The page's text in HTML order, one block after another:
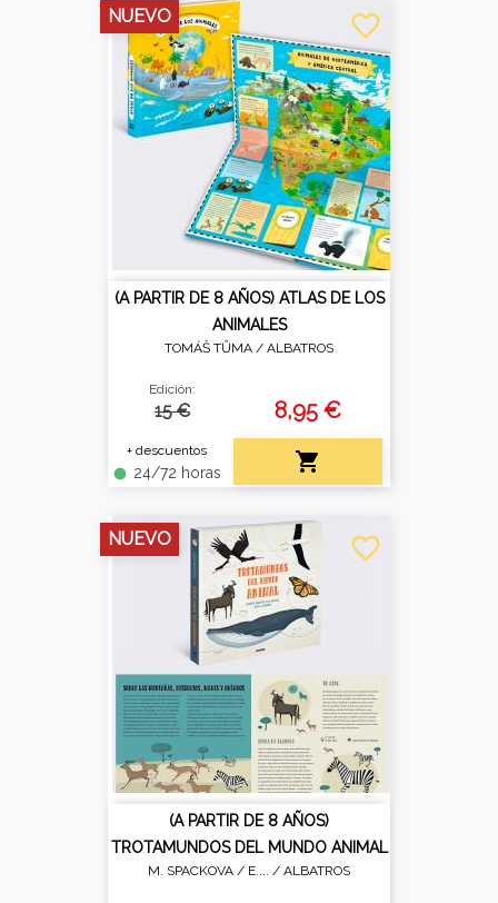
(A PARTIR DE 8 AÑOS) ATLAS DE LOS
ANIMALES
TOMÁŠ TŮMA / ALBATROS
Edición:
15 €
+ descuentos
fiber_manual_record 24/72 horas
8,95 €

favorite_border
NUEVO
(A PARTIR DE 8 AÑOS)
TROTAMUNDOS DEL MUNDO ANIMAL
M. SPACKOVA / E.... / ALBATROS
favorite_border
NUEVO